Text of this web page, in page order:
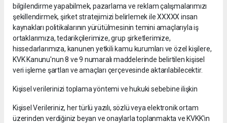
bilgilendirme yapabilmek, pazarlama ve reklam çalışmalarımızı
şekillendirmek, şirket stratejimizi belirlemek ile XXXXX insan
kaynakları politikalarının yürütülmesinin temini amaçlarıyla iş
ortaklarımıza, tedarikçilerimize, grup şirketlerimize,
hissedarlarımıza, kanunen yetkili kamu kurumları ve özel kişilere,
KVK Kanunu'nun 8 ve 9 numaralı maddelerinde belirtilen kişisel
veri işleme şartları ve amaçları çerçevesinde aktarılabilecektir.
Kişisel verilerinizi toplama yöntemi ve hukuki sebebine ilişkin
Kişisel Verileriniz, her türlü yazılı, sözlü veya elektronik ortam
üzerinden verdiğiniz beyan ve onaylarla toplanmakta ve KVKK'ın